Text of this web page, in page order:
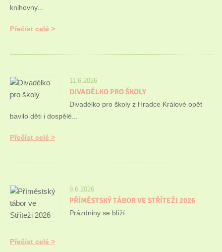
knihovny...
Přečíst celé
11.6.2026
DIVADÉLKO PRO ŠKOLY
Divadélko pro školy z Hradce Králové opět
bavilo děti i dospělé...
Přečíst celé
9.6.2026
PŘÍMĚSTSKÝ TÁBOR VE STŘÍTEŽI 2026
Prázdniny se blíží...
Přečíst celé